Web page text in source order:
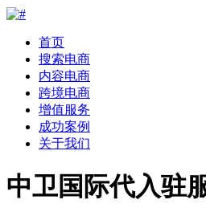
首页
搜索电商
内容电商
跨境电商
增值服务
成功案例
关于我们
中卫国际代入驻